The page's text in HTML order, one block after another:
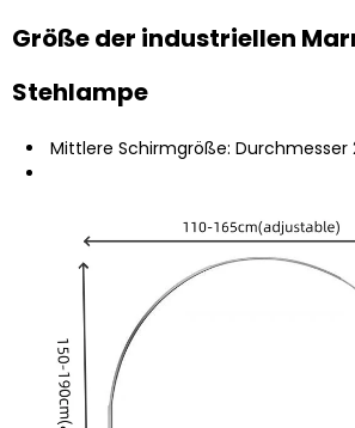
Größe der industriellen
Stehlampe
Mittlere Schirmgröße: Durchmesser